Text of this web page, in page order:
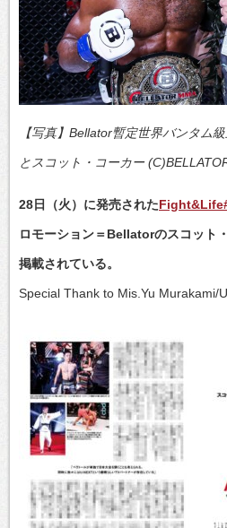
【写真】Bellator暫定世界バンタム
とスコット・コーカー
28日（火）に発売された
ロモーション＝Bellatorのスコット
掲載されている。
Special Thank to Mis.Yu Murakami/